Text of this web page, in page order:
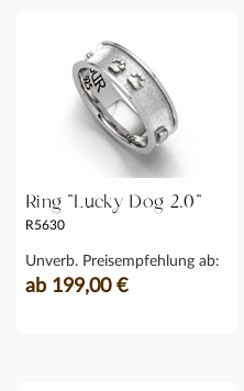
Ring "Lucky Dog 2.0"
R5630
Unverb. Preisempfehlung ab:
ab 199,00 €